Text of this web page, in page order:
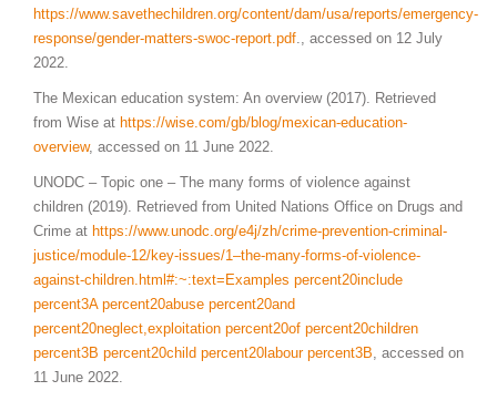
https://www.savethechildren.org/content/dam/usa/reports/emergency-
response/gender-matters-swoc-report.pdf., accessed on 12 July
2022.
The Mexican education system: An overview (2017). Retrieved
from Wise at https://wise.com/gb/blog/mexican-education-
overview, accessed on 11 June 2022.
UNODC – Topic one – The many forms of violence against
children (2019). Retrieved from United Nations Office on Drugs and
Crime at https://www.unodc.org/e4j/zh/crime-prevention-criminal-
justice/module-12/key-issues/1–the-many-forms-of-violence-
against-children.html#:~:text=Examples percent20include
percent3A percent20abuse percent20and
percent20neglect,exploitation percent20of percent20children
percent3B percent20child percent20labour percent3B, accessed on
11 June 2022.